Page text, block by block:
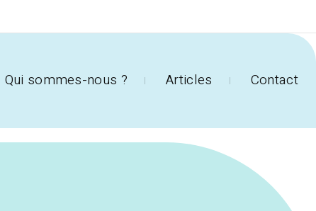
Qui sommes-nous ? Articles Contact